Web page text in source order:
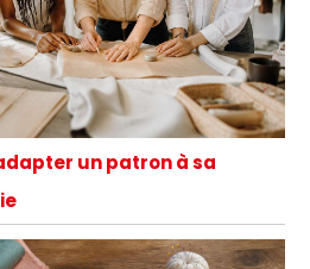
un patron à sa